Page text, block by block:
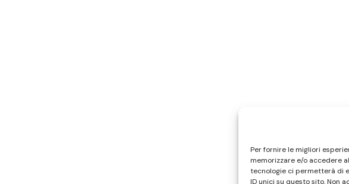
Per fornire le migliori
memorizzare e/o accedere
tecnologie ci permetterà di
ID unici su questo sito. Non